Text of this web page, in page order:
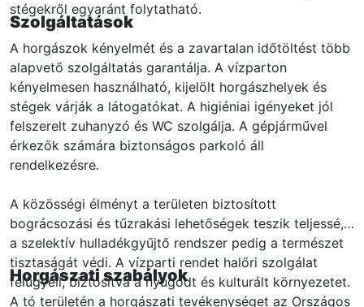
stégekről egyaránt folytatható.
Szolgáltatások
A horgászok kényelmét és a zavartalan időtöltést több
alapvető szolgáltatás garantálja. A vízparton
kényelmesen használható, kijelölt horgászhelyek és
stégek várják a látogatókat. A higiéniai igényeket jól
felszerelt zuhanyzó és WC szolgálja. A gépjárművel
érkezők számára biztonságos parkoló áll
rendelkezésre.
A közösségi élményt a területen biztosított
bográcsozási és tűzrakási lehetőségek teszik teljessé,
a szelektív hulladékgyűjtő rendszer pedig a természet
tisztaságát védi. A vízparti rendet halőri szolgálat
felügyeli, biztosítva a nyugodt és kulturált környezetet.
Horgászati szabályok
A tó területén a horgászati tevékenységet az Országos